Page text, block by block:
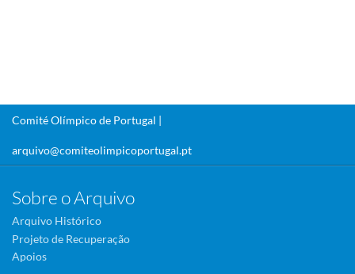
Comité Olímpico de Portugal |
arquivo@comiteolimpicoportugal.pt
Sobre o Arquivo
Arquivo Histórico
Projeto de Recuperação
Apoios